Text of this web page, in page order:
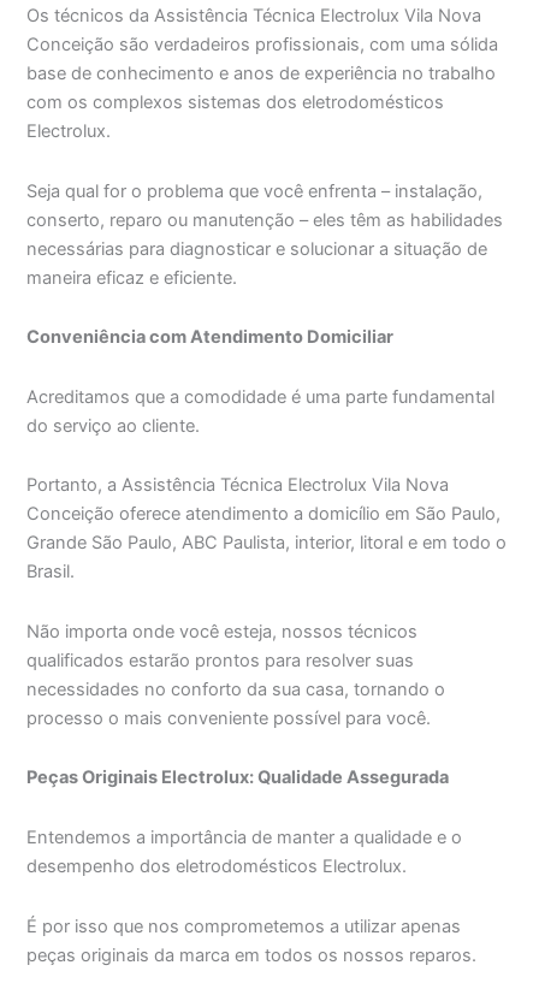
Os técnicos da Assistência Técnica Electrolux Vila Nova
Conceição são verdadeiros profissionais, com uma sólida
base de conhecimento e anos de experiência no trabalho
com os complexos sistemas dos eletrodomésticos
Electrolux.
Seja qual for o problema que você enfrenta – instalação,
conserto, reparo ou manutenção – eles têm as habilidades
necessárias para diagnosticar e solucionar a situação de
maneira eficaz e eficiente.
Conveniência com Atendimento Domiciliar
Acreditamos que a comodidade é uma parte fundamental
do serviço ao cliente.
Portanto, a Assistência Técnica Electrolux Vila Nova
Conceição oferece atendimento a domicílio em São Paulo,
Grande São Paulo, ABC Paulista, interior, litoral e em todo o
Brasil.
Não importa onde você esteja, nossos técnicos
qualificados estarão prontos para resolver suas
necessidades no conforto da sua casa, tornando o
processo o mais conveniente possível para você.
Peças Originais Electrolux: Qualidade Assegurada
Entendemos a importância de manter a qualidade e o
desempenho dos eletrodomésticos Electrolux.
É por isso que nos comprometemos a utilizar apenas
peças originais da marca em todos os nossos reparos.